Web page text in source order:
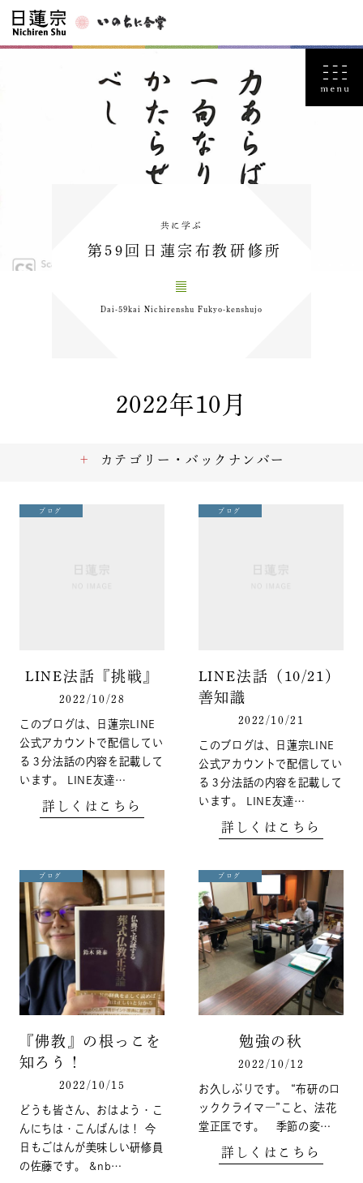
共に学ぶ
第59回日蓮宗布教研修所
Dai-59kai Nichirenshu Fukyo-kenshujo
2022年10月
ブログ
LINE法話『挑戦』
2022/10/28
このブログは、日蓮宗LINE
公式アカウントで配信してい
る３分法話の内容を記載して
います。 LINE友達…
詳しくはこちら
ブログ
LINE法話（10/21）
善知識
2022/10/21
このブログは、日蓮宗LINE
公式アカウントで配信してい
る３分法話の内容を記載して
います。 LINE友達…
詳しくはこちら
ブログ
『佛教』の根っこを
知ろう！
2022/10/15
どうも皆さん、おはよう・こ
んにちは・こんばんは！ 今
日もごはんが美味しい研修員
の佐藤です。 &nb…
ブログ
勉強の秋
2022/10/12
お久しぶりです。 “布研のロ
ッククライマ―”こと、法花
堂正匡です。 季節の変…
詳しくはこちら
カテゴリー・バックナンバー